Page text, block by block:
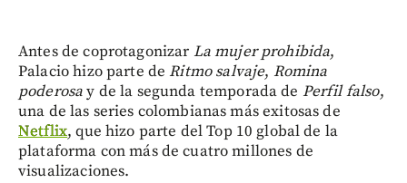
Antes de coprotagonizar La mujer prohibida,
Palacio hizo parte deRitmo salvaje, Romina
poderosay de la segunda temporada de Perfil falso,
una de las series colombianas más exitosas de
Netflix, que hizo parte del Top 10 global de la
plataforma con más de cuatro millones de
visualizaciones.